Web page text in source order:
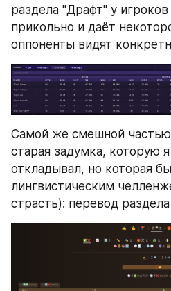
раздела "Драфт" у
прикольно и даёт
оппоненты видят
Самой же смешной
старая задумка, которую
откладывал, но которая
лингвистическим
страсть): перевод